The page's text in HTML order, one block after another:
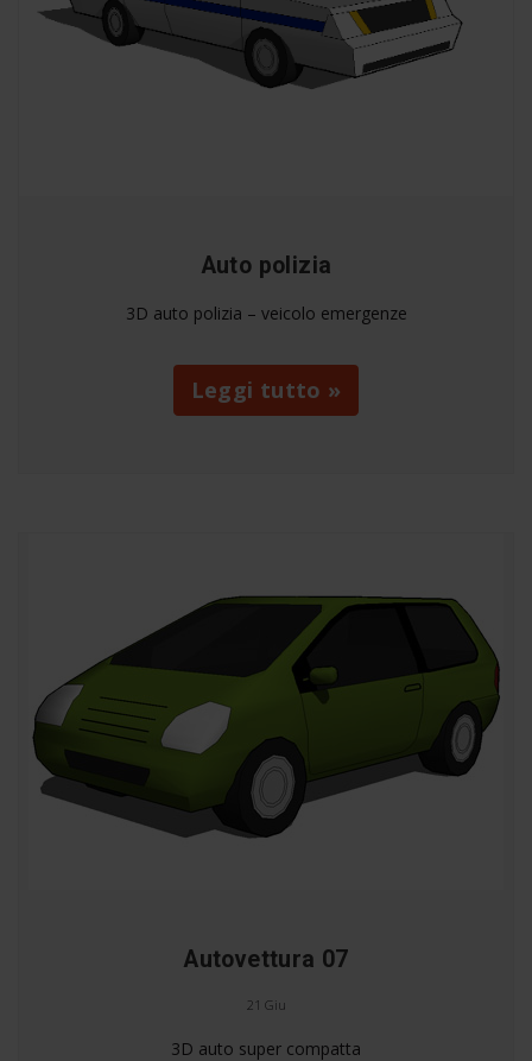
Auto polizia
3D auto polizia – veicolo emergenze
Leggi tutto »
Autovettura 07
21 Giu
3D auto super compatta